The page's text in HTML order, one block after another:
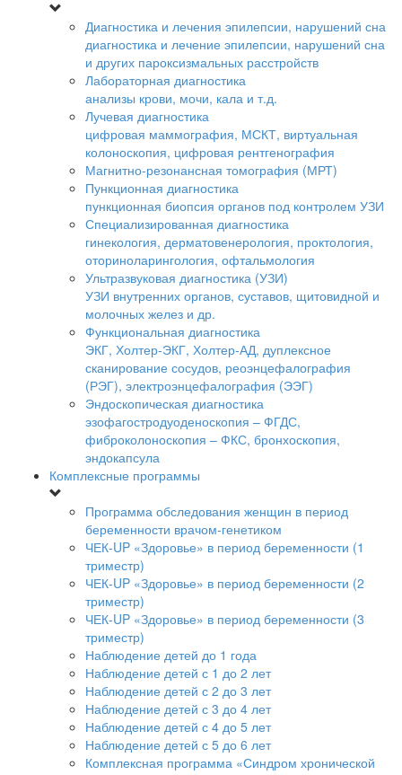
Диагностика и лечения эпилепсии, нарушений сна
диагностика и лечение эпилепсии, нарушений сна
и других пароксизмальных расстройств
Лабораторная диагностика
анализы крови, мочи, кала и т.д.
Лучевая диагностика
цифровая маммография, МСКТ, виртуальная
колоноскопия, цифровая рентгенография
Магнитно-резонансная томография (МРТ)
Пункционная диагностика
пункционная биопсия органов под контролем УЗИ
Специализированная диагностика
гинекология, дерматовенерология, проктология,
оториноларингология, офтальмология
Ультразвуковая диагностика (УЗИ)
УЗИ внутренних органов, суставов, щитовидной и
молочных желез и др.
Функциональная диагностика
ЭКГ, Холтер-ЭКГ, Холтер-АД, дуплексное
сканирование сосудов, реоэнцефалография
(РЭГ), электроэнцефалография (ЭЭГ)
Эндоскопическая диагностика
эзофагостродуоденоскопия – ФГДС,
фиброколоноскопия – ФКС, бронхоскопия,
эндокапсула
Комплексные программы
Программа обследования женщин в период
беременности врачом-генетиком
ЧЕК-UP «Здоровье» в период беременности (1
триместр)
ЧЕК-UP «Здоровье» в период беременности (2
триместр)
ЧЕК-UP «Здоровье» в период беременности (3
триместр)
Наблюдение детей до 1 года
Наблюдение детей с 1 до 2 лет
Наблюдение детей с 2 до 3 лет
Наблюдение детей с 3 до 4 лет
Наблюдение детей с 4 до 5 лет
Наблюдение детей с 5 до 6 лет
Комплексная программа «Синдром хронической